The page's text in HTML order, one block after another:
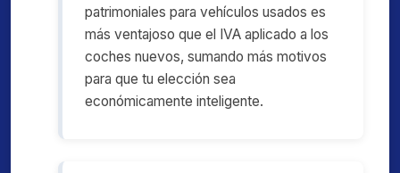
patrimoniales para vehículos usados es
más ventajoso que el IVA aplicado a los
coches nuevos, sumando más motivos
para que tu elección sea
económicamente inteligente.